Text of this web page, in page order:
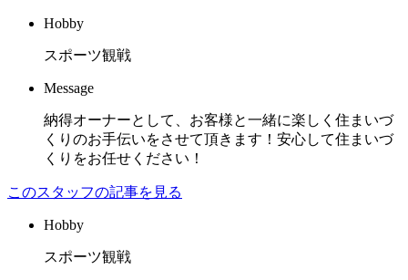
Hobby
スポーツ観戦
Message
納得オーナーとして、お客様と一緒に楽しく住まいづ
くりのお手伝いをさせて頂きます！安心して住まいづ
くりをお任せください！
このスタッフの記事を見る
Hobby
スポーツ観戦